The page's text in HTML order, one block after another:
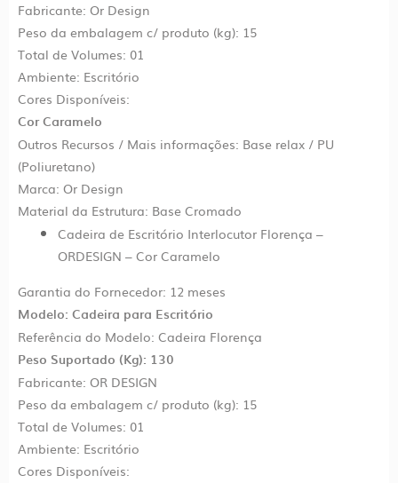
Fabricante: Or Design
Peso da embalagem c/ produto (kg): 15
Total de Volumes: 01
Ambiente: Escritório
Cores Disponíveis:
Cor Caramelo
Outros Recursos / Mais informações: Base relax / PU
(Poliuretano)
Marca: Or Design
Material da Estrutura: Base Cromado
Cadeira de Escritório Interlocutor Florença –
ORDESIGN – Cor Caramelo
Garantia do Fornecedor: 12 meses
Modelo: Cadeira para Escritório
Referência do Modelo: Cadeira Florença
Peso Suportado (Kg): 130
Fabricante: OR DESIGN
Peso da embalagem c/ produto (kg): 15
Total de Volumes: 01
Ambiente: Escritório
Cores Disponíveis: